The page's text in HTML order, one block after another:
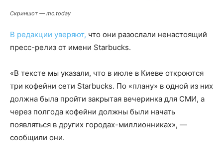
Скриншот — mc.today
В редакции уверяют, что они разослали ненастоящий
пресс-релиз от имени Starbucks.
«В тексте мы указали, что в июле в Киеве откроются
три кофейни сети Starbucks. По «плану» в одной из них
должна была пройти закрытая вечеринка для СМИ, а
через полгода кофейни должны были начать
появляться в других городах-миллионниках», —
сообщили они.